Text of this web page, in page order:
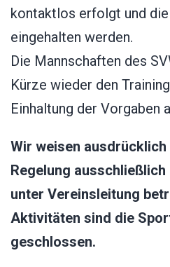
kontaktlos erfolgt und
eingehalten werden.
Die Mannschaften des
Kürze wieder den
Einhaltung der Vorgaben
Wir weisen
Regelung
unter Vereinsleitung
Aktivitäten sind die
geschlossen.